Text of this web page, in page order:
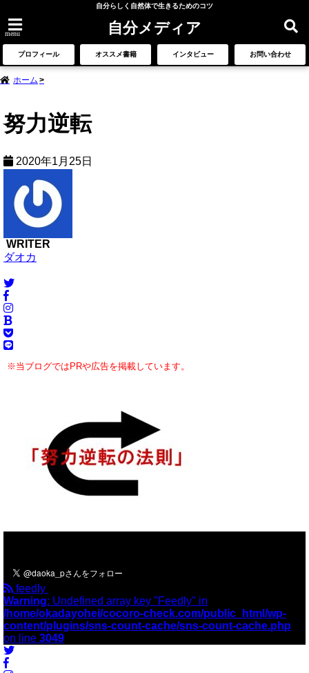
自分らしく自然体で生きるためのコツ
menu 自分メディア
プロフィール オススメ書籍 インタビュー お問い合わせ
ホーム
努力逆転
2020年1月25日
WRITER
ダオカ
※当ブログではPRや広告を掲載しています。
feedly
Warning: Undefined array key "Feedly" in
/home/okadayohei/cocoro-check.com/public_html/wp-
content/plugins/sns-count-cache/sns-count-cache.php
on line 3049